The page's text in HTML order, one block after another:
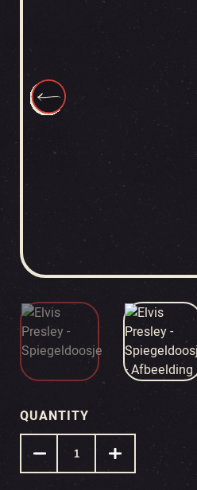
QUANTITY